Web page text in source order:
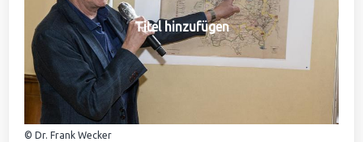
Titel hinzufügen
© Dr. Frank Wecker